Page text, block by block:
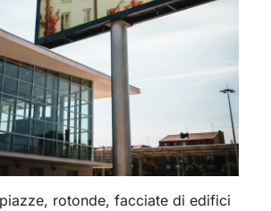
rotonde, facciate di edifici